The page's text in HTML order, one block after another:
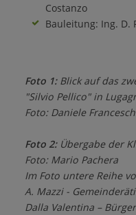
Costanzo
Bauleitung: Ing. D.
Foto 1:Blick auf das
"Silvio Pellico" in
Foto: Daniele
Foto 2:Übergabe der
Foto: Mario Pachera
Im Foto untere Reihe
A. Mazzi -
Dalla Valentina –